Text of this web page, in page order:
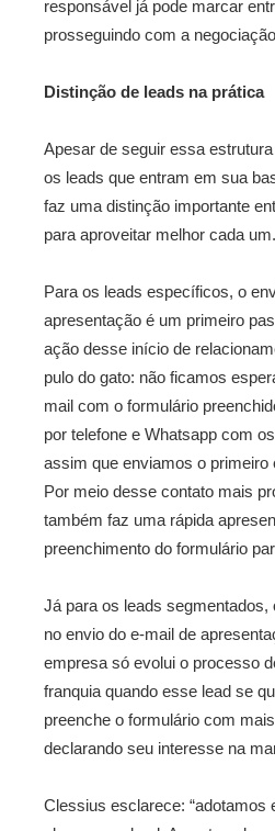
responsável já pode marcar
prosseguindo com a
Distinção de leads na prática
Apesar de seguir essa
os leads que entram em sua
faz uma distinção importante
para aproveitar melhor cada um.
Para os leads específicos, o
apresentação é um primeiro
ação desse início de
pulo do gato: não ficamos
mail com o formulário
por telefone e Whatsapp com
assim que enviamos o primeiro
Por meio desse contato mais
também faz uma rápida
preenchimento do formulário
Já para os leads segmentados,
no envio do e-mail de
empresa só evolui o processo
franquia quando esse lead se
preenche o formulário com
declarando seu interesse na
Clessius esclarece: “adotamos